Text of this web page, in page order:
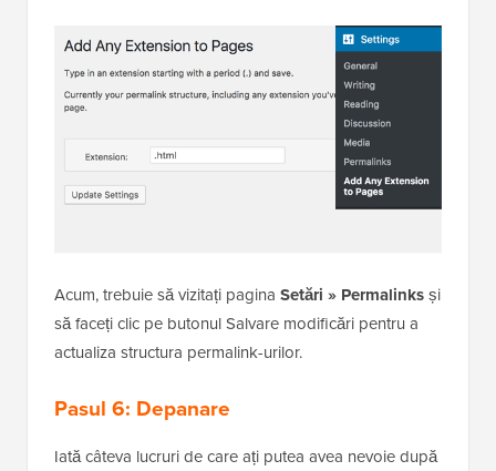
Acum, trebuie să vizitați pagina Setări » Permalinksși
să faceți clic pe butonul Salvare modificări pentru a
actualiza structura permalink-urilor.
Pasul 6: Depanare
Iată câteva lucruri de care ați putea avea nevoie după